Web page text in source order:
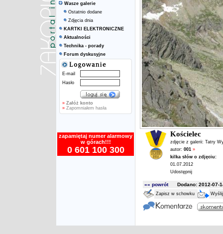
Wasze galerie
Ostatnio dodane
Zdjęcia dnia
KARTKI ELEKTRONICZNE
Aktualności
Technika - porady
Forum dyskusyjne
E-mail
Hasło
» Załóż konto
» Zapomniałem hasła
zapamiętaj numer alarmowy
w górach!!!
0 601 100 300
Kościelec
zdjęcie z galerii: Tatry
autor: 001 »
kilka słów o zdjęciu:
01.07.2012
Udostępnij
«« powrótDodano: 2012-07-
Zapisz w schowku